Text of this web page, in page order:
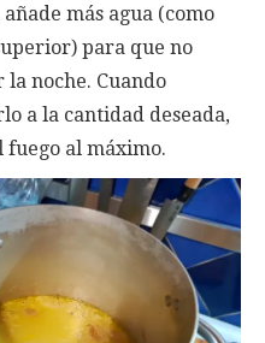
añade más agua (como
para que no
noche. Cuando
a la cantidad deseada,
fuego al máximo.